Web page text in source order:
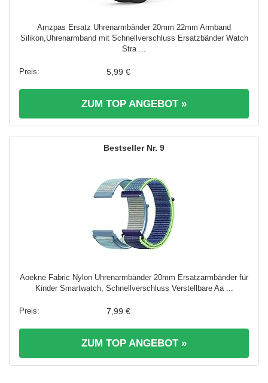
Amzpas Ersatz Uhrenarmbänder 20mm 22mm Armband
Silikon,Uhrenarmband mit Schnellverschluss Ersatzbänder Watch
Stra ...
5,99 €
ZUM TOP ANGEBOT »
9
Aoekne Fabric Nylon Uhrenarmbänder 20mm Ersatzarmbänder für
Kinder Smartwatch, Schnellverschluss Verstellbare Aa ...
7,99 €
ZUM TOP ANGEBOT »